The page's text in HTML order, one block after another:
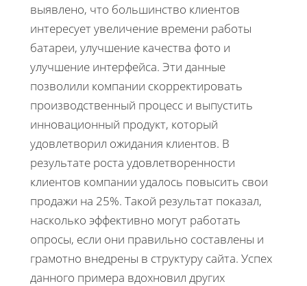
выявлено, что большинство клиентов
интересует увеличение времени работы
батареи, улучшение качества фото и
улучшение интерфейса. Эти данные
позволили компании скорректировать
производственный процесс и выпустить
инновационный продукт, который
удовлетворил ожидания клиентов. В
результате роста удовлетворенности
клиентов компании удалось повысить свои
продажи на 25%. Такой результат показал,
насколько эффективно могут работать
опросы, если они правильно составлены и
грамотно внедрены в структуру сайта. Успех
данного примера вдохновил других